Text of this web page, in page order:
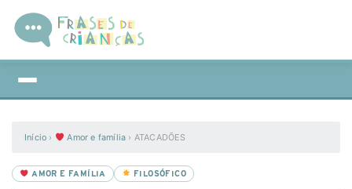
Início › Amor e família › ATACADÕES
AMOR E FAMÍLIA FILOSÓFICO